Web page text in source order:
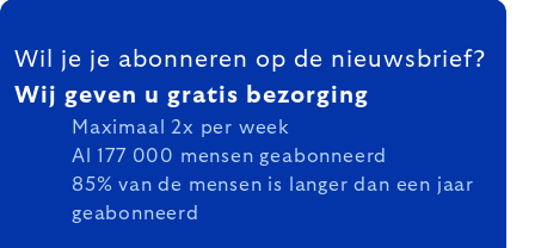
FOOTER
Wil je je abonneren op de nieuwsbrief?
Wij geven u gratis bezorging
Maximaal 2x per week
Al 177 000 mensen geabonneerd
85% van de mensen is langer dan een jaar
geabonneerd